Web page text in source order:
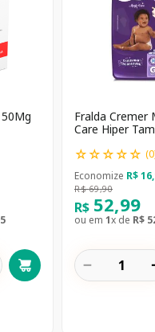
Fralda Cremer
Care Hiper
☆☆☆☆☆ (0
Economize R$16,
R$ 69,90
R$ 52,99
ou em 1x de R$
－